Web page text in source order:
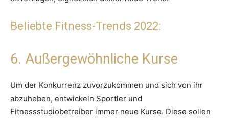
Beliebte Fitness-Trends 2022:
6. Außergewöhnliche Kurse
Um der Konkurrenz zuvorzukommen und sich von ihr
abzuheben, entwickeln Sportler und
Fitnessstudiobetreiber immer neue Kurse. Diese sollen